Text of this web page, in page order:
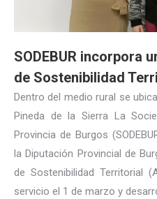
SODEBUR incorpora
de Sostenibilidad
Dentro del medio rural se
Pineda de la Sierra La
Provincia de Burgos
la Diputación Provincial de
de Sostenibilidad Territorial
servicio el 1 de marzo y